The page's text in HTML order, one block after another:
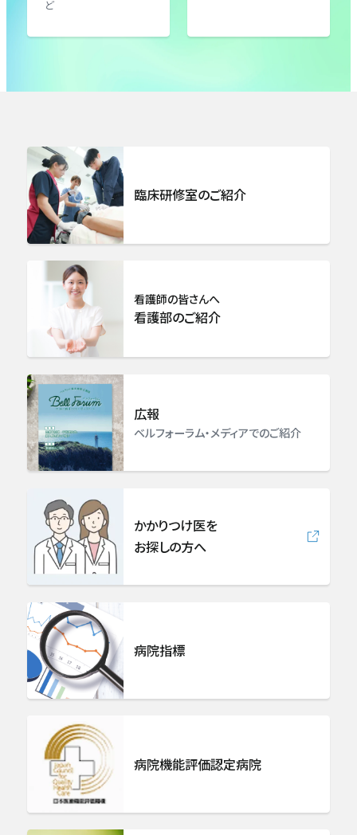
外科・肝胆膵外科・消化管外科
総合整形外科
リハビリテーション科
脳卒中センター 脳神経外科
心臓血管外科
泌尿器科
眼科
耳鼻咽喉科・頭頸部外科
形成外科
精神・神経科
緩和ケア科
麻酔科（ペインクリニック）
ど
臨床研修室のご紹介
看護師の皆さんへ
看護部のご紹介
広報
ベルフォーラム・メディアでのご紹介
かかりつけ医を
お探しの方へ
病院指標
病院機能評価認定病院